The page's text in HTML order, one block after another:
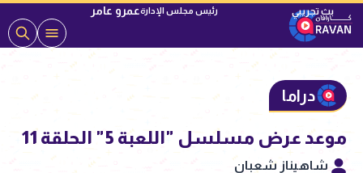
رئيس مجلس الإدارةعمرو عامر
دراما
موعد عرض مسلسل "اللعبة 5" الحلقة 11
شاهيناز شعبان